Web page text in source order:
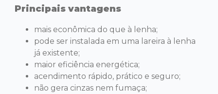
Principais vantagens
mais econômica do que à lenha;
pode ser instalada em uma lareira à lenha
já existente;
maior eficiência energética;
acendimento rápido, prático e seguro;
não gera cinzas nem fumaça;